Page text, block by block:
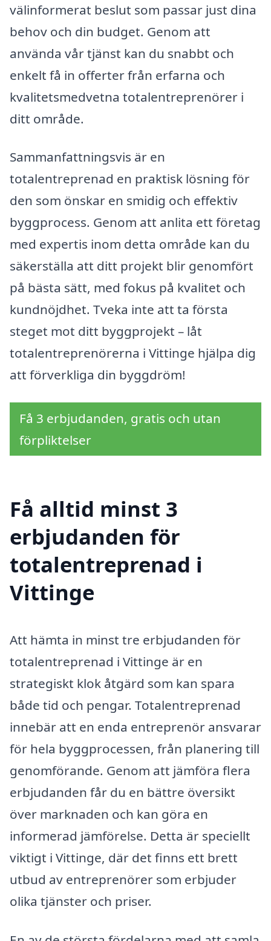
välinformerat beslut som passar just dina
behov och din budget. Genom att
använda vår tjänst kan du snabbt och
enkelt få in offerter från erfarna och
kvalitetsmedvetna totalentreprenörer i
ditt område.
Sammanfattningsvis är en
totalentreprenad en praktisk lösning för
den som önskar en smidig och effektiv
byggprocess. Genom att anlita ett företag
med expertis inom detta område kan du
säkerställa att ditt projekt blir genomfört
på bästa sätt, med fokus på kvalitet och
kundnöjdhet. Tveka inte att ta första
steget mot ditt byggprojekt – låt
totalentreprenörerna i Vittinge hjälpa dig
att förverkliga din byggdröm!
Få 3 erbjudanden, gratis och utan
förpliktelser
Få alltid minst 3
erbjudanden för
totalentreprenad i
Vittinge
Att hämta in minst tre erbjudanden för
totalentreprenad i Vittinge är en
strategiskt klok åtgärd som kan spara
både tid och pengar. Totalentreprenad
innebär att en enda entreprenör ansvarar
för hela byggprocessen, från planering till
genomförande. Genom att jämföra flera
erbjudanden får du en bättre översikt
över marknaden och kan göra en
informerad jämförelse. Detta är speciellt
viktigt i Vittinge, där det finns ett brett
utbud av entreprenörer som erbjuder
olika tjänster och priser.